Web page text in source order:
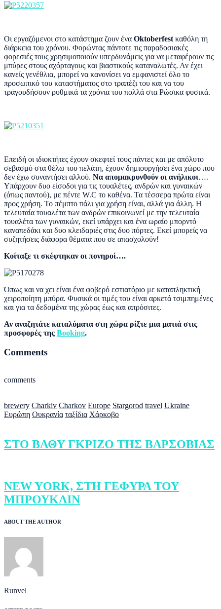
Οι εργαζόμενοι στο κατάστημα ζουν ένα Oktoberfest καθόλη τη
διάρκεια του χρόνου. Φορώντας πάντοτε τις παραδοσιακές
φορεσιές τους χρησιμοποιούν υπερδυνάμεις για να μεταφέρουν τις
μπύρες στους αχόρταγους και βιαστικούς καταναλωτές. Αν έχει
κανείς γενέθλια, μπορεί να κανονίσει να εμφανιστεί όλο το
προσωπικό του καταστήματος στο τραπέζι του και να του
τραγουδήσουν ρυθμικά τα χρόνια του πολλά στα Ρώσικα φυσικά.
Επειδή οι ιδιοκτήτες έχουν σκεφτεί τους πάντες και με απόλυτο
σεβασμό στα θέλω του πελάτη, έχουν δημιουργήσει ένα χώρο που
δεν έχω συναντήσει αλλού. Να απομακρυνθούν οι ανήλικοι….
Υπάρχουν δυο είσοδοι για τις τουαλέτες, ανδρών και γυναικών
(όπως παντού), με πέντε W.C το καθένα. Τα τέσσερα πρώτα είναι
προς χρήση. Το πέμπτο πάλι για χρήση είναι, αλλά για άλλη. Η
τελευταία τουαλέτα των ανδρών επικοινωνεί με την τελευταία
τουαλέτα των γυναικών, εκεί υπάρχει και ένα ωραίο μπορντό
καναπεδάκι και δυο κλειδαριές στις δυο πόρτες. Εκεί μπορείς να
συζητήσεις διάφορα θέματα που σε απασχολούν!
Κοίταξε τι σκέφτηκαν οι πονηροί….
Όπως και να χει είναι ένα φοβερό εστιατόριο με καταπληκτική
χειροποίητη μπύρα. Φυσικά οι τιμές του είναι αρκετά τσιμπημένες
και για τα δεδομένα της χώρας έως και απρόσιτες.
Αν αναζητάτε καταλύματα στη χώρα ρίξτε μια ματιά στις
προσφορές της Booking.
Comments
comments
brewery Charkiv Charkov Europe Stargorod travel Ukraine
Ευρώπη Ουκρανία ταξίδια Χάρκοβο
ΣΤΟ ΒΑΘΥ ΓΚΡΙΖΟ ΤΗΣ ΒΑΡΣΟΒΙΑΣ
NEW YORK, ΣΤΗ ΓΕΦΥΡΑ ΤΟΥ
ΜΠΡΟΥΚΛΙΝ
ABOUT THE AUTHOR
Runvel